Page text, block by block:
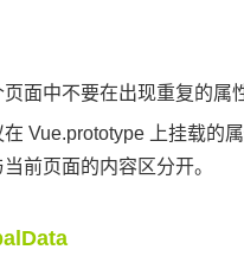
面中不要在出现重复的属
在 Vue.prototype 上挂载的
前页面的内容区分开。